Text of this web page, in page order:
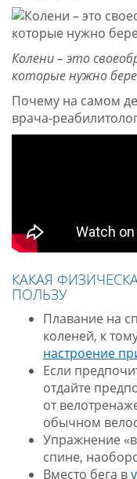
Колени – это
которые нужно
Почему на самом
врача-
КАКАЯ
ПОЛЬЗУ
Плавание на
коленей, к
настроение
Если
отдайте
от
обычном
Упражнение
спине,
Вместо бега в